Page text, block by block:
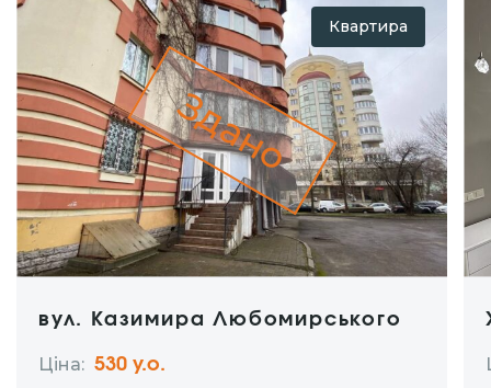
Квартира
Здано
вул. Казимира Любомирського
Ціна: 530 y.о.